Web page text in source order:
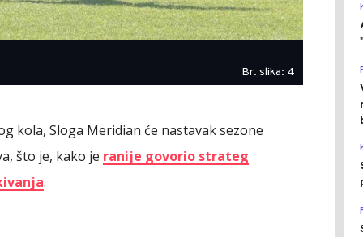
Br. slika: 4
kola, Sloga Meridian će nastavak sezone
što je, kako je ranije govorio strateg
.